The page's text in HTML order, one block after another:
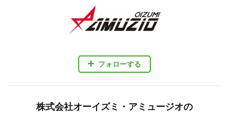
フォローする
株式会社オーイズミ・アミュージオの